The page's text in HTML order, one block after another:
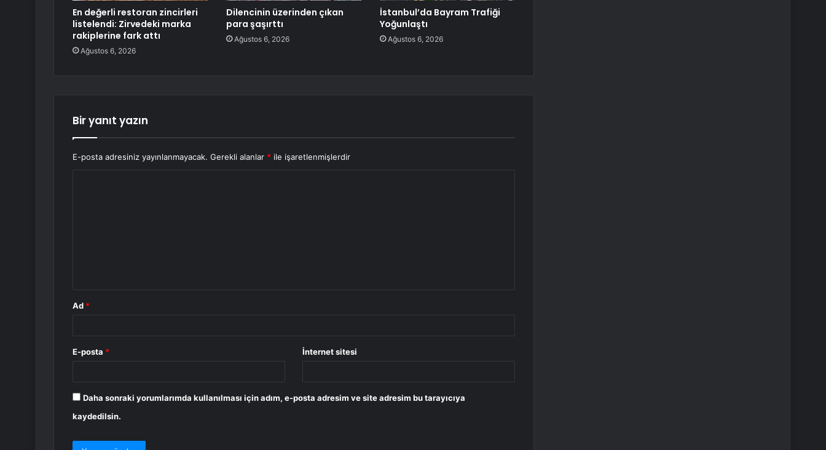
En değerli restoran zincirleri
listelendi: Zirvedeki marka
rakiplerine fark attı
Ağustos 6, 2026
Dilencinin üzerinden çıkan
para şaşırttı
Ağustos 6, 2026
İstanbul’da Bayram Trafiği
Yoğunlaştı
Ağustos 6, 2026
Bir yanıt yazın
E-posta adresiniz yayınlanmayacak. Gerekli alanlar * ile işaretlenmişlerdir
Ad *
E-posta * İnternet sitesi
Daha sonraki yorumlarımda kullanılması için adım, e-posta adresim ve site adresim bu tarayıcıya
kaydedilsin.